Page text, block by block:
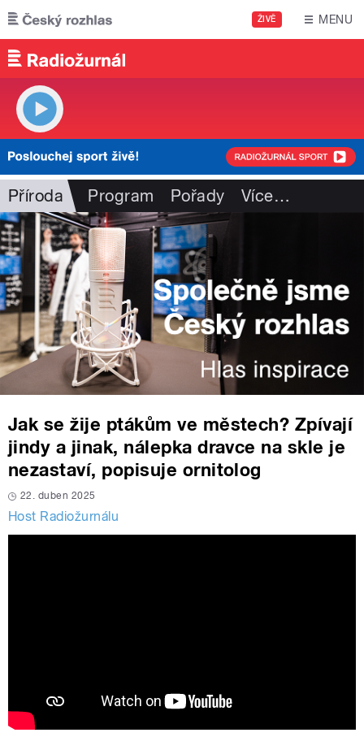
Přejít k hlavnímu obsahu
ŽIVĚ MENU
Příroda Program Pořady Více…
Jak se žije ptákům ve městech? Zpívají
jindy a jinak, nálepka dravce na skle je
nezastaví, popisuje ornitolog
22. duben 2025
Host Radiožurnálu